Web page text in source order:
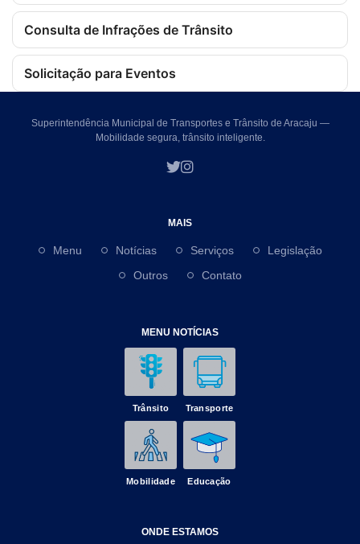
Consulta de Infrações de Trânsito
Solicitação para Eventos
Superintendência Municipal de Transportes e Trânsito de Aracaju —
Mobilidade segura, trânsito inteligente.
MAIS
Menu Notícias Serviços
Legislação
Outros
Contato
MENU NOTÍCIAS
Trânsito Transporte
Mobilidade Educação
ONDE ESTAMOS